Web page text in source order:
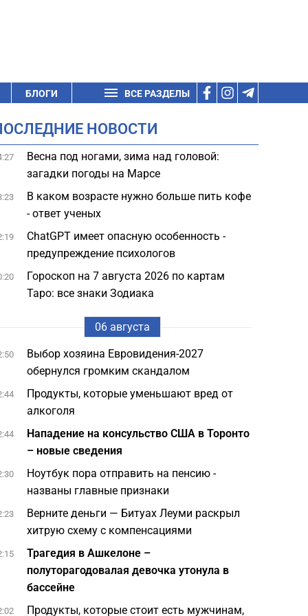
БЛОГИ ВСЕ РАЗДЕЛЫ
НОВОСТИ
Весна под ногами, зима над головой:
загадки погоды на Марсе
В каком возрасте нужно больше пить кофе
- ответ ученых
ChatGPT имеет опасную особенность -
предупреждение психологов
Гороскоп на 7 августа 2026 по картам
Таро: все знаки Зодиака
06 августа
Выбор хозяина Евровидения-2027
обернулся громким скандалом
Продукты, которые уменьшают вред от
алкоголя
Нападение на консульство США в Торонто
– новые сведения
Ноутбук пора отправить на пенсию -
названы главные признаки
Верните деньги — Битуах Леуми раскрыл
хитрую схему с компенсациями
Трагедия в Ашкелоне –
полуторагодовалая девочка утонула в
бассейне
Продукты, которые стоит есть мужчинам,